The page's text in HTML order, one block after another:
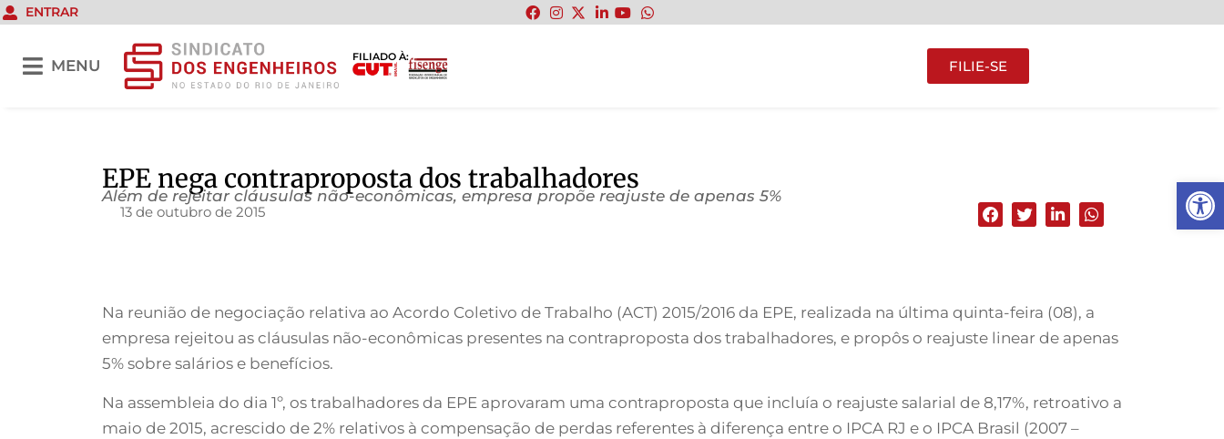
Abrir
ENTRAR
MENU
FILIADO À:
FILIE-SE
EPE nega contraproposta dos trabalhadores
Além de rejeitar cláusulas não-econômicas, empresa propõe reajuste de apenas 5%
13 de outubro de 2015
Na reunião de negociação relativa ao Acordo Coletivo de Trabalho (ACT) 2015/2016 da EPE, realizada na última quinta-feira (08), a
empresa rejeitou as cláusulas não-econômicas presentes na contraproposta dos trabalhadores, e propôs o reajuste linear de apenas
5% sobre salários e benefícios.
Na assembleia do dia 1º, os trabalhadores da EPE aprovaram uma contraproposta que incluía o reajuste salarial de 8,17%, retroativo a
maio de 2015, acrescido de 2% relativos à compensação de perdas referentes à diferença entre o IPCA RJ e o IPCA Brasil (2007 –